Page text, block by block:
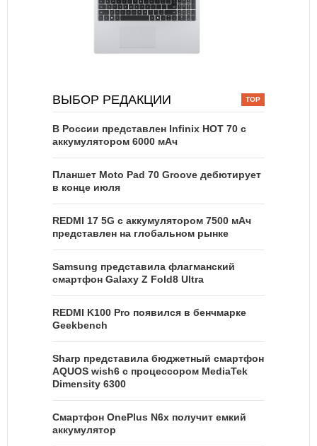
ВЫБОР РЕДАКЦИИ
В России представлен Infinix HOT 70 с
аккумулятором 6000 мАч
Планшет Moto Pad 70 Groove дебютирует
в конце июля
REDMI 17 5G c аккумулятором 7500 мАч
представлен на глобальном рынке
Samsung представила флагманский
смартфон Galaxy Z Fold8 Ultra
REDMI K100 Pro появился в бенчмарке
Geekbench
Sharp представила бюджетный смартфон
AQUOS wish6 с процессором MediaTek
Dimensity 6300
Смартфон OnePlus N6x получит емкий
аккумулятор